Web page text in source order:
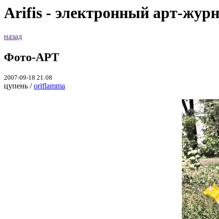
Arifis - электронный арт-
назад
Фото-АРТ
2007-09-18 21:08
цупень /oriflamma